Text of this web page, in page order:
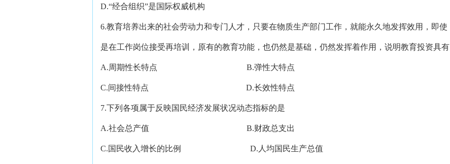
D.“经合组织”是国际权威机构
6.教育培养出来的社会劳动力和专门人才，只要在物质生产部门工作，就能永久地发挥效用，即使
是在工作岗位接受再培训，原有的教育功能，也仍然是基础，仍然发挥着作用，说明教育投资具有
A.周期性长特点 B.弹性大特点
C.间接性特点 D.长效性特点
7.下列各项属于反映国民经济发展状况动态指标的是
A.社会总产值 B.财政总支出
C.国民收入增长的比例 D.人均国民生产总值